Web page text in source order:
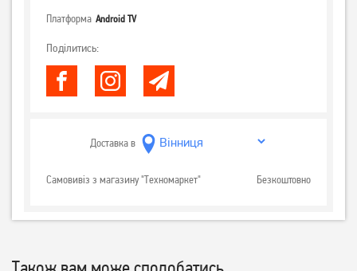
Платформа Android TV
Поділитись:
Доставка в
Самовивіз з магазину "Техномаркет" Безкоштовно